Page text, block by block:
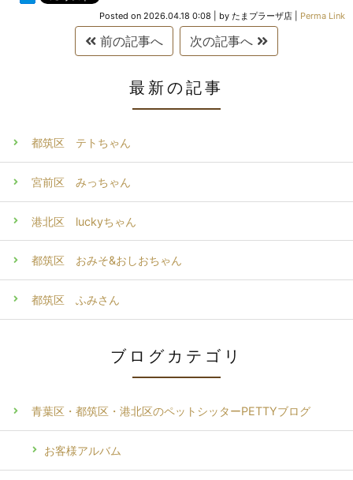
Posted on 2026.04.18 0:08 by たまプラーザ店 Perma Link
前の記事へ 次の記事へ
最新の記事
都筑区 テトちゃん
宮前区 みっちゃん
港北区 luckyちゃん
都筑区 おみそ&おしおちゃん
都筑区 ふみさん
ブログカテゴリ
青葉区・都筑区・港北区のペットシッターPETTYブログ
お客様アルバム